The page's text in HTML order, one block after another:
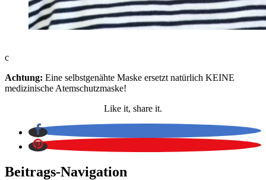
c
Achtung: Eine selbstgenähte Maske ersetzt natürlich KEINE
medizinische Atemschutzmaske!
Like it, share it.
Beitrags-Navigation